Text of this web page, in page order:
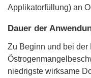
Applikatorfüllung) an
Dauer der
Zu Beginn und bei der
niedrigste wirksame